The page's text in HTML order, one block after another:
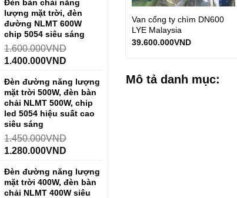
Đèn bàn chải năng
lượng mặt trời, đèn
đường NLMT 600W
chip 5054 siêu sáng
1.600.000VND
1.400.000VND
Đèn đường năng lượng
mặt trời 500W, đèn bàn
chải NLMT 500W, chip
led 5054 hiệu suất cao
siêu sáng
1.450.000VND
1.280.000VND
Đèn đường năng lượng
mặt trời 400W, đèn bàn
chải NLMT 400W siêu
Van cổng ty chìm DN600
LYE Malaysia
39.600.000VND
Mô tả danh mục: